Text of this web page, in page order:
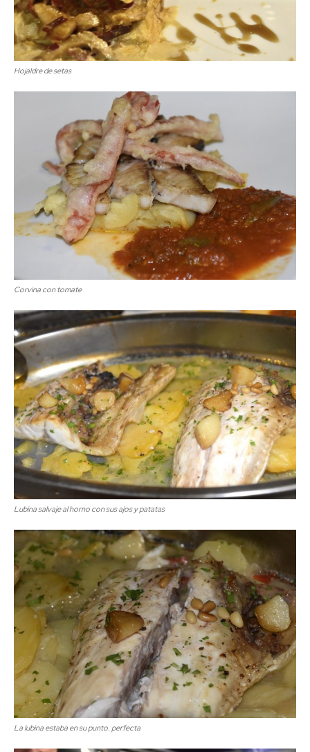
Hojaldre de setas
Corvina con tomate
Lubina salvaje al horno con sus ajos y patatas
La lubina estaba en su punto. perfecta